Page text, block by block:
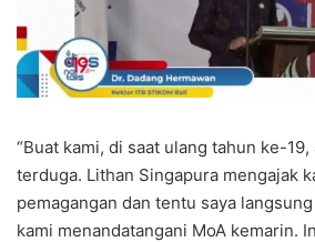
“Buat kami, di saat ulang tahun ke-
terduga. Lithan Singapura mengajak
pemagangan dan tentu saya
kami menandatangani MoA kemarin.